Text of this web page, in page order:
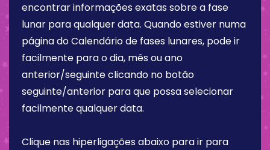
encontrar informações exatas sobre a fase
lunar para qualquer data. Quando estiver numa
página do Calendário de fases lunares, pode ir
facilmente para o dia, mês ou ano
anterior/seguinte clicando no botão
seguinte/anterior para que possa selecionar
facilmente qualquer data.
Clique nas hiperligações abaixo para ir para